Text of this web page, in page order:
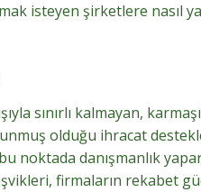
isteyen şirketlere nasıl
sınırlı kalmayan,
olduğu ihracat
noktada danışmanlık
firmaların rekabet